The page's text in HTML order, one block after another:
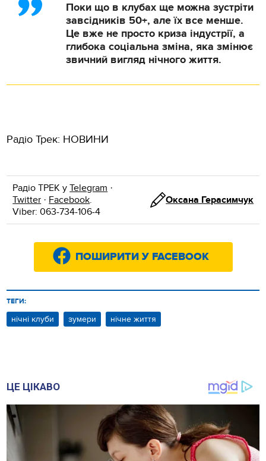
Поки що в клубах ще можна зустріти
завсідників 50+, але їх все менше.
Це вже не просто криза індустрії, а
глибока соціальна зміна, яка змінює
звичний вигляд нічного життя.
Радіо Трек: НОВИНИ
Радіо ТРЕК уTelegram ·
Twitter · Facebook.
Viber: 063-734-106-4
Оксана Герасимчук
ПОШИРИТИ У FACEBOOK
ТЕГИ:
нічні клуби зумери нічне життя
ЦЕ ЦІКАВО